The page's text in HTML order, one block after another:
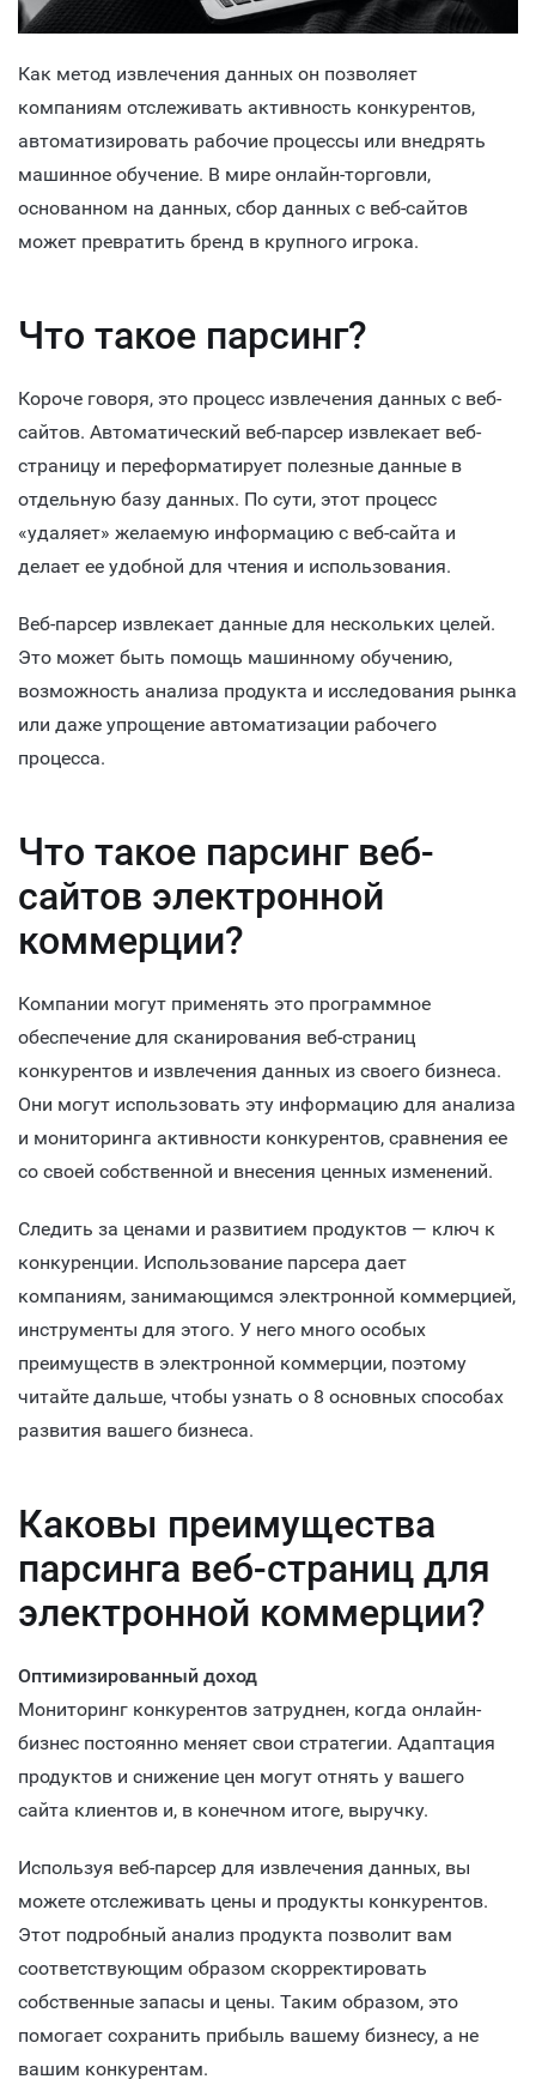
Как метод извлечения данных он позволяет
компаниям отслеживать активность конкурентов,
автоматизировать рабочие процессы или внедрять
машинное обучение. В мире онлайн-торговли,
основанном на данных, сбор данных с веб-сайтов
может превратить бренд в крупного игрока.
Что такое парсинг?
Короче говоря, это процесс извлечения данных с веб-
сайтов. Автоматический веб-парсер извлекает веб-
страницу и переформатирует полезные данные в
отдельную базу данных. По сути, этот процесс
«удаляет» желаемую информацию с веб-сайта и
делает ее удобной для чтения и использования.
Веб-парсер извлекает данные для нескольких целей.
Это может быть помощь машинному обучению,
возможность анализа продукта и исследования рынка
или даже упрощение автоматизации рабочего
процесса.
Что такое парсинг веб-
сайтов электронной
коммерции?
Компании могут применять это программное
обеспечение для сканирования веб-страниц
конкурентов и извлечения данных из своего бизнеса.
Они могут использовать эту информацию для анализа
и мониторинга активности конкурентов, сравнения ее
со своей собственной и внесения ценных изменений.
Следить за ценами и развитием продуктов — ключ к
конкуренции. Использование парсера дает
компаниям, занимающимся электронной коммерцией,
инструменты для этого. У него много особых
преимуществ в электронной коммерции, поэтому
читайте дальше, чтобы узнать о 8 основных способах
развития вашего бизнеса.
Каковы преимущества
парсинга веб-страниц для
электронной коммерции?
Оптимизированный доход
Мониторинг конкурентов затруднен, когда онлайн-
бизнес постоянно меняет свои стратегии. Адаптация
продуктов и снижение цен могут отнять у вашего
сайта клиентов и, в конечном итоге, выручку.
Используя веб-парсер для извлечения данных, вы
можете отслеживать цены и продукты конкурентов.
Этот подробный анализ продукта позволит вам
соответствующим образом скорректировать
собственные запасы и цены. Таким образом, это
помогает сохранить прибыль вашему бизнесу, а не
вашим конкурентам.